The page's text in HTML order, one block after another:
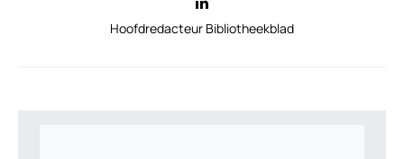
Hoofdredacteur Bibliotheekblad